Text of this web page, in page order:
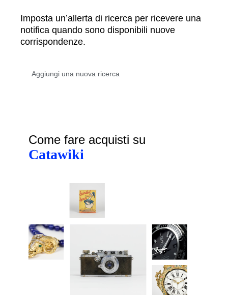
Imposta un’allerta di ricerca per ricevere una
notifica quando sono disponibili nuove
corrispondenze.
Come fare acquisti su
Catawiki